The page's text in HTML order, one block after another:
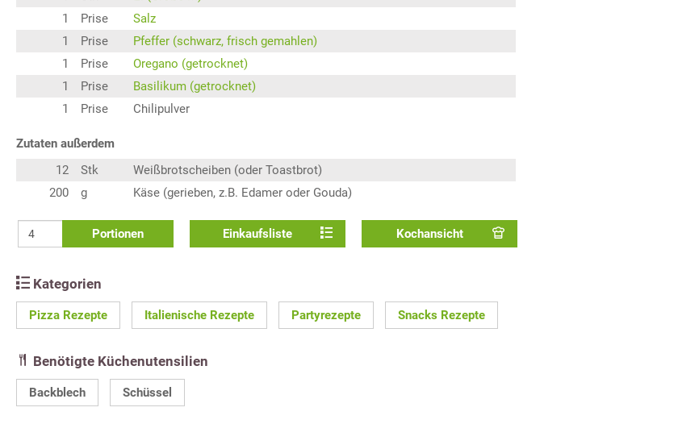
1
Prise
Salz
1
Prise
Pfeffer (schwarz, frisch gemahlen)
1
Prise
Oregano (getrocknet)
1
Prise
Basilikum (getrocknet)
1
Prise Chilipulver
Zutaten außerdem
12
Stk
Weißbrotscheiben (oder Toastbrot)
200
g Käse (gerieben, z.B. Edamer oder Gouda)
Portionen Einkaufsliste Kochansicht
Kategorien
Pizza Rezepte Italienische Rezepte Partyrezepte Snacks Rezepte
Benötigte Küchenutensilien
Backblech Schüssel